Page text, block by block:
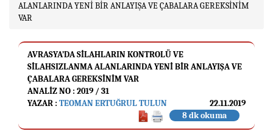
ALANLARINDA YENİ BİR ANLAYIŞA VE ÇABALARA GEREKSİNİM
VAR
AVRASYA’DA SİLAHLARIN KONTROLÜ VE
SİLAHSIZLANMA ALANLARINDA YENİ BİR ANLAYIŞA VE
ÇABALARA GEREKSİNİM VAR
ANALIZ NO : 2019 / 31
YAZAR : TEOMAN ERTUĞRUL TULUN
22.11.2019
8 dk okuma